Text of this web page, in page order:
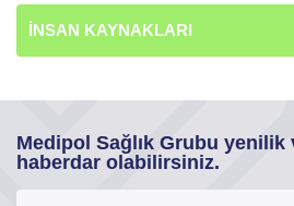
İNSAN KAYNAKLARI
Medipol Sağlık Grubu
haberdar olabilirsiniz.